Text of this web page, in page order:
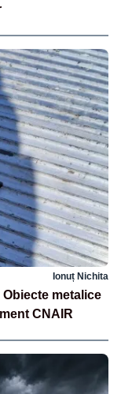
Ionuț Nichita
metalice
CNAIR